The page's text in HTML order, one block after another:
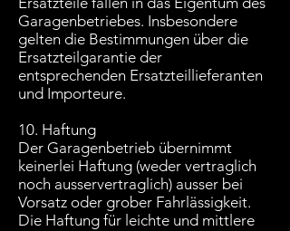
Garagenbetriebes. Insbesondere
gelten die Bestimmungen über die
Ersatzteilgarantie der
entsprechenden Ersatzteillieferanten
und Importeure.
10. Haftung
Der Garagenbetrieb übernimmt
keinerlei Haftung (weder vertraglich
noch ausservertraglich) ausser bei
Vorsatz oder grober Fahrlässigkeit.
Die Haftung für leichte und mittlere